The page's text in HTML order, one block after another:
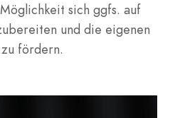
sich ggfs. auf
und die eigenen
fördern.